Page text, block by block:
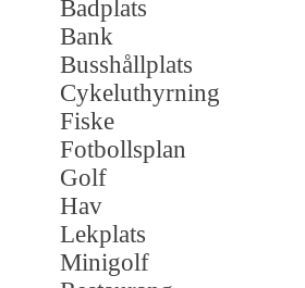
Badplats
Bank
Busshållplats
Cykeluthyrning
Fiske
Fotbollsplan
Golf
Hav
Lekplats
Minigolf